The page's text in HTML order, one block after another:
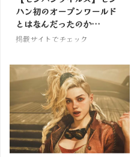
ハン初のオープンワールド
とはなんだったのか…
掲載サイトでチェック